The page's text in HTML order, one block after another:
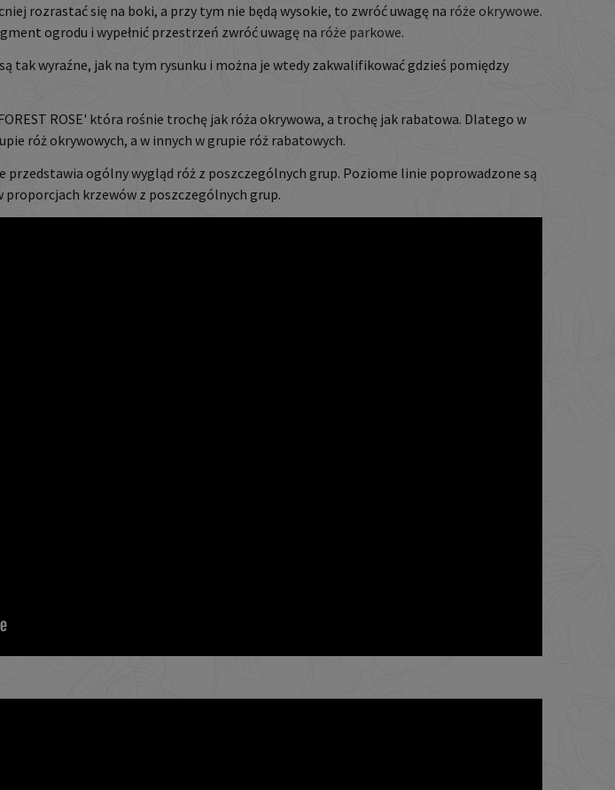
rozrastać się na boki, a przy tym nie będą wysokie, to zwróć uwagę na róże okrywowe.
ogrodu i wypełnić przestrzeń zwróć uwagę na róże parkowe.
tak wyraźne, jak na tym rysunku i można je wtedy zakwalifikować gdzieś pomiędzy
ROSE' która rośnie trochę jak róża okrywowa, a trochę jak rabatowa. Dlatego w
róż okrywowych, a w innych w grupie róż rabatowych.
przedstawia ogólny wygląd róż z poszczególnych grup. Poziome linie poprowadzone są
proporcjach krzewów z poszczególnych grup.